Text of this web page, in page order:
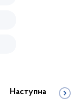
Наступна